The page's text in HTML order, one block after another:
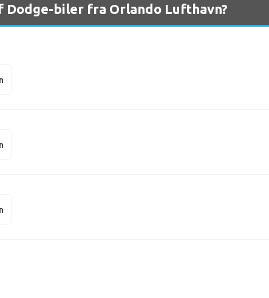
biler fra Orlando Lufthavn?